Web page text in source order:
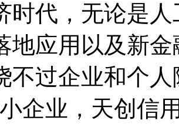
时代，无论是
地应用以及新
不过企业和个
企业，天创信